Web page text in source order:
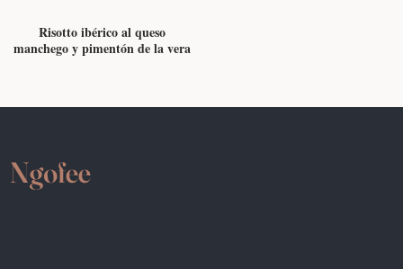
Risotto ibérico al queso
manchego y pimentón de la vera